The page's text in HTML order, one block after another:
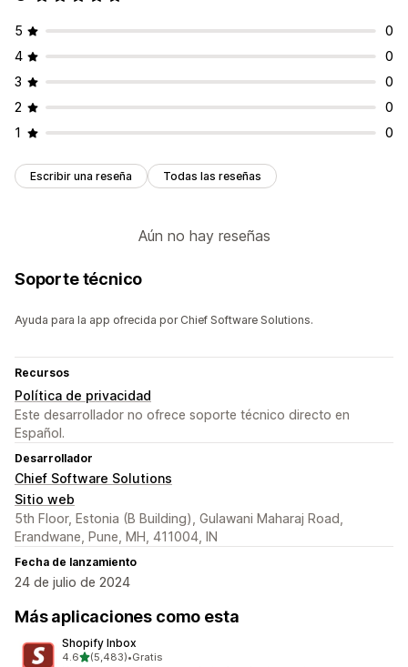
5
0
4
0
3
0
2
0
1
0
Escribir una reseña Todas las reseñas
Aún no hay reseñas
Soporte técnico
Ayuda para la app ofrecida por Chief Software Solutions.
Recursos
Política de privacidad
Este desarrollador no ofrece soporte técnico directo en
Español.
Desarrollador
Chief Software Solutions
Sitio web
5th Floor, Estonia (B Building), Gulawani Maharaj Road,
Erandwane, Pune, MH, 411004, IN
Fecha de lanzamiento
24 de julio de 2024
Más aplicaciones como esta
Shopify Inbox
4.6de 5 estrellas
(5,483)
5483 reseñas en total
•Gratis